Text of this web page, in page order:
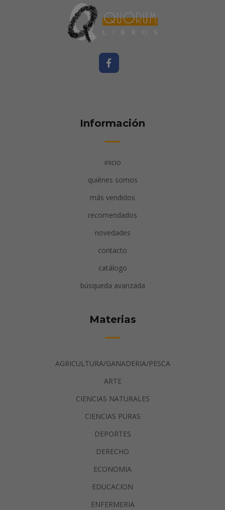
Información
inicio
quiénes somos
más vendidos
recomendados
novedades
contacto
catálogo
búsqueda avanzada
Materias
AGRICULTURA/GANADERIA/PESCA
ARTE
CIENCIAS NATURALES
CIENCIAS PURAS
DEPORTES
DERECHO
ECONOMIA
EDUCACION
ENFERMERIA